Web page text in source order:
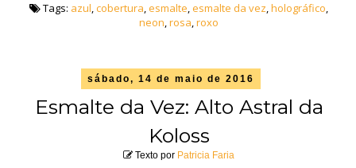
Tags: azul,cobertura,esmalte,esmalte da vez,holográfico,
neon,rosa,roxo
sábado, 14 de maio de 2016
Esmalte da Vez: Alto Astral da
Koloss
Texto por Patricia Faria